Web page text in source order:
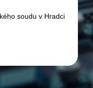
soudu v Hradci